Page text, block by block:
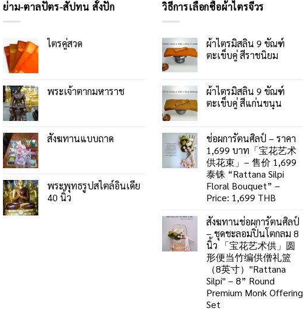
ย่าม-ตาลปัตร-สัปทน สั่งปัก
ไตรคู่สวด
พระเจ้าตากมหาราช
สังฆทานแบบถาด
พระพุทธรูปสไตล์อินเดีย
40 นิ้ว
วิธีการเลือกซื้อผ้าไตรจีวร
ผ้าไตรมิสลิน 9 ขัณฑ์
ตะเข็บคู่ สีราชนิยม
ผ้าไตรมิสลิน 9 ขัณฑ์
ตะเข็บคู่ สีแก่นขนุน
ช่อผการัตนศิลป์ – ราคา
1,699 บาท「宝花艺术
供花束」– 售价 1,699
泰铢 “Rattana Silpi
Floral Bouquet” –
Price: 1,699 THB
สังฆทานช่อผการัตนศิลป์
– ชุดชะลอมปิ่นโตกลม 8
นิ้ว 「宝花艺术供」圆
形便当竹编供僧礼篮
（8英寸）"Rattana
Silpi" – 8” Round
Premium Monk Offering
Set